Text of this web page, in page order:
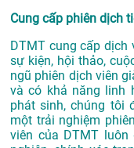
Cung cấp phiên dịch
DTMT cung cấp dịch
sự kiện, hội thảo,
ngũ phiên dịch viên
và có khả năng linh
phát sinh, chúng tôi
một trải nghiệm
viên của DTMT